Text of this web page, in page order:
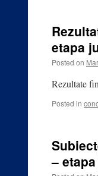
etapa
Posted on
Rezultate
Posted in
–